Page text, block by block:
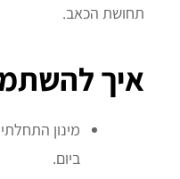
תחושת הכאב.
איך
ביום.